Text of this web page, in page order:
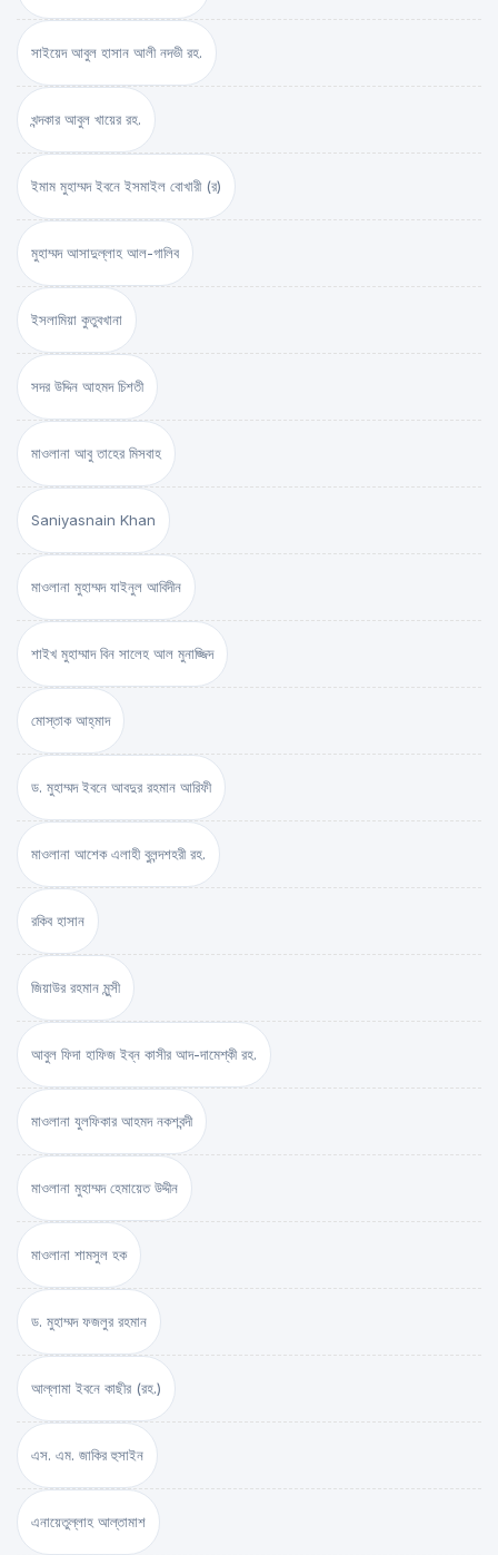
সাইয়েদ আবুল হাসান আলী নদভী রহ.
খন্দকার আবুল খায়ের রহ.
ইমাম মুহাম্মদ ইবনে ইসমাইল বোখারী (র)
মুহাম্মদ আসাদুল্লাহ আল-গালিব
ইসলামিয়া কুতুবখানা
সদর উদ্দিন আহমদ চিশতী
মাওলানা আবু তাহের মিসবাহ
Saniyasnain Khan
মাওলানা মুহাম্মদ যাইনুল আবিদীন
শাইখ মুহাম্মাদ বিন সালেহ আল মুনাজ্জিদ
মোস্তাক আহ্‌মাদ
ড. মুহাম্মদ ইবনে আবদুর রহমান আরিফী
মাওলানা আশেক এলাহী বুলন্দশহরী রহ.
রকিব হাসান
জিয়াউর রহমান মুন্সী
আবুল ফিদা হাফিজ ইব্‌ন কাসীর আদ-দামেশ্‌কী রহ.
মাওলানা যুলফিকার আহমদ নকশবন্দী
মাওলানা মুহাম্মদ হেমায়েত উদ্দীন
মাওলানা শামসুল হক
ড. মুহাম্মদ ফজলুর রহমান
আল্লামা ইবনে কাছীর (রহ.)
এস. এম. জাকির হুসাইন
এনায়েতুল্লাহ আল্‌তামাশ